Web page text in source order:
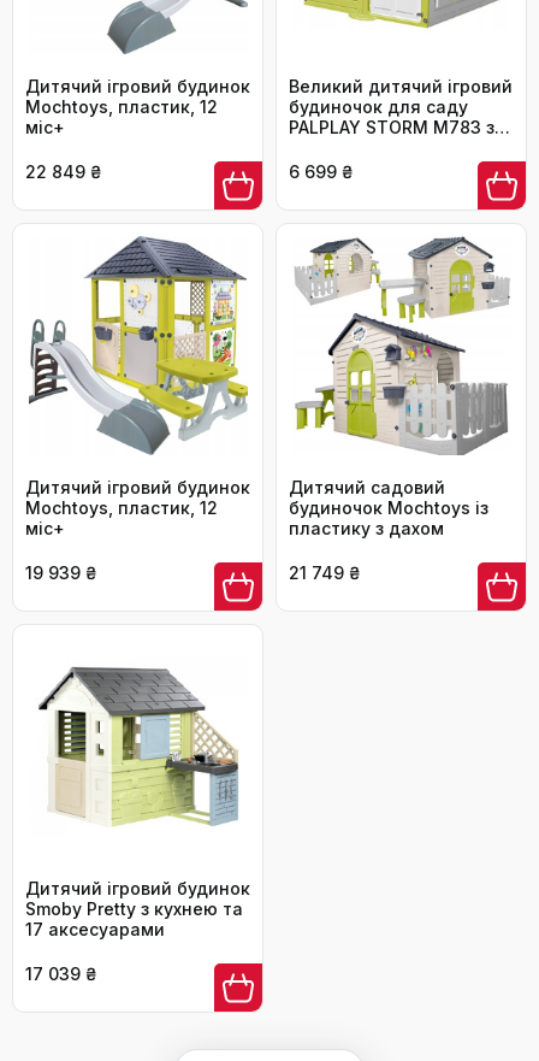
Дитячий ігровий будинок
Mochtoys, пластик, 12
міс+
22 849 ₴
Великий дитячий ігровий
будиночок для саду
PALPLAY STORM M783 з
відкриваються
6 699 ₴
Дитячий ігровий будинок
Mochtoys, пластик, 12
міс+
19 939 ₴
Дитячий садовий
будиночок Mochtoys із
пластику з дахом
21 749 ₴
Дитячий ігровий будинок
Smoby Pretty з кухнею та
17 аксесуарами
17 039 ₴